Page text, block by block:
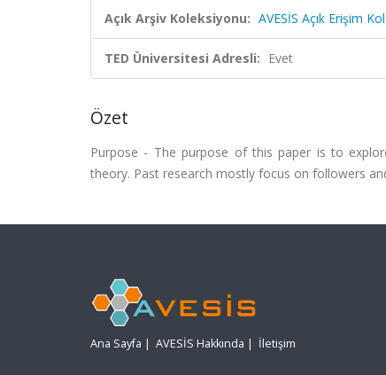
Açık Arşiv Koleksiyonu: AVESİS Açık Erişim
TED Üniversitesi Adresli: Evet
Özet
Purpose - The purpose of this paper is to
theory. Past research mostly focus on followers
Ana Sayfa | AVESİS Hakkında | İletişim